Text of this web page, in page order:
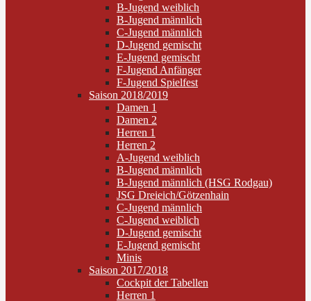
B-Jugend weiblich
B-Jugend männlich
C-Jugend männlich
D-Jugend gemischt
E-Jugend gemischt
F-Jugend Anfänger
F-Jugend Spielfest
Saison 2018/2019
Damen 1
Damen 2
Herren 1
Herren 2
A-Jugend weiblich
B-Jugend männlich
B-Jugend männlich (HSG Rodgau)
JSG Dreieich/Götzenhain
C-Jugend männlich
C-Jugend weiblich
D-Jugend gemischt
E-Jugend gemischt
Minis
Saison 2017/2018
Cockpit der Tabellen
Herren 1